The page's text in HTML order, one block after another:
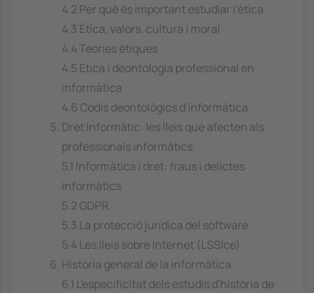
4.2 Per què és important estudiar l'ètica
4.3 Ètica, valors, cultura i moral
4.4 Teories ètiques
4.5 Etica i deontologia professional en
informàtica
4.6 Codis deontològics d'informàtica
Dret Informàtic: les lleis que afecten als
professionals informàtics
5.1 Informàtica i dret: fraus i delictes
informàtics
5.2 GDPR
5.3 La protecció jurídica del software
5.4 Les lleis sobre Internet (LSSIce)
Història general de la informàtica
6.1 L'especificitat dels estudis d'història de